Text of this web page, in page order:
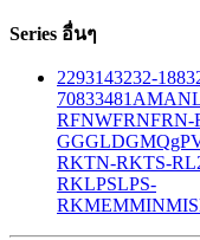
Series อื่นๆ
2293143232-188
70833481 AM
RFNWFRNFRN-
GGGLDGMQ
RKTN-RKTS-R
RKLPSLPS-
RKMEMMINMIS